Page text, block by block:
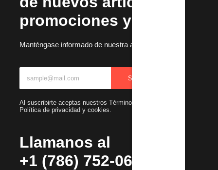
promociones y más.
Manténgase informado de nuestra actualizaciones
SUBSCRIBIR
Al suscribirte aceptas nuestros Términos y condiciones y
Política de privacidad y cookies.
Llamanos al
+1 (786) 752-0692